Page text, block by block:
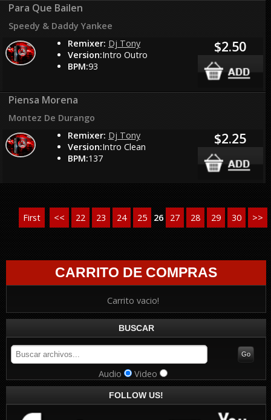
Para Que Bailen
Speedy & Daddy Yankee
Remixer: Dj Tony
Version:Intro Outro
BPM:93
$2.50
Piensa Morena
Montez De Durango
Remixer: Dj Tony
Version:Intro Clean
BPM:137
$2.25
First << 22 23 24 25 26 27 28 29 30 >>
CARRITO DE COMPRAS
Carrito vacio!
BUSCAR
Audio Video
FOLLOW US!